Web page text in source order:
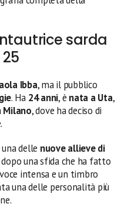
sarda
Ibba, ma il pubblico
. Ha 24 anni, è nata a Uta,
Milano, dove ha deciso di
delle nuove allieve di
una sfida che ha fatto
intensa e un timbro
una delle personalità più